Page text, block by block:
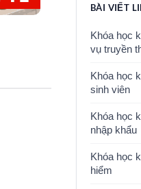
BÀI VIẾT
Khóa học
vụ truyền
Khóa học
sinh viên
Khóa học
nhập khẩu
Khóa học
hiểm